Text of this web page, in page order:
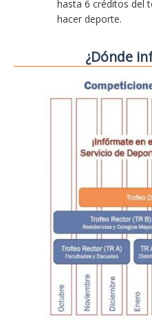
hasta 6 créditos del
hacer deporte.
¿Dónde